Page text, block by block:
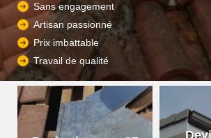
Sans engagement
Artisan passionné
Prix imbattable
Travail de qualité